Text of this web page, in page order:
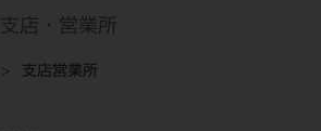
支店・営業所
支店営業所